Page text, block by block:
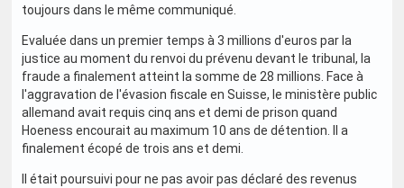
toujours dans le même communiqué.
Evaluée dans un premier temps à 3 millions d'euros par la
justice au moment du renvoi du prévenu devant le tribunal, la
fraude a finalement atteint la somme de 28 millions. Face à
l'aggravation de l'évasion fiscale en Suisse, le ministère public
allemand avait requis cinq ans et demi de prison quand
Hoeness encourait au maximum 10 ans de détention. Il a
finalement écopé de trois ans et demi.
Il était poursuivi pour ne pas avoir pas déclaré des revenus